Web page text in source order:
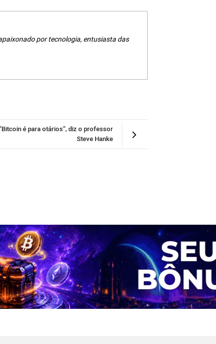
por tecnologia, entusiasta das
é para otários”, diz o professor
Steve Hanke